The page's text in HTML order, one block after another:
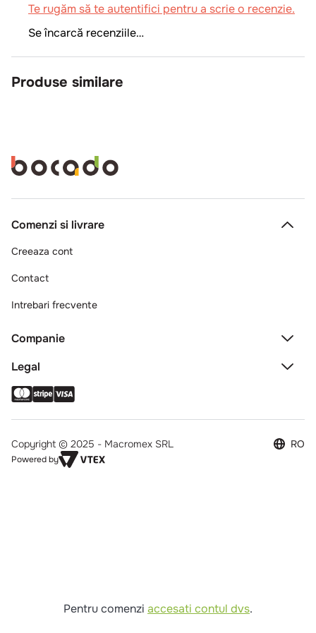
Pentru comenzi accesati contul dvs.
Te rugăm să te autentifici pentru a scrie o recenzie.
Se încarcă recenziile…
Produse similare
Contact
Companie